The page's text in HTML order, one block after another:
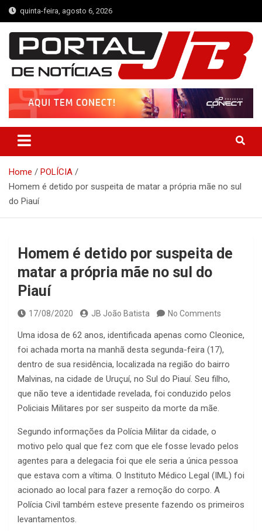
Skip
to
content
quinta-feira, agosto 6, 2026
Portal de Notícias JB
Notícias de Simplício Mendes e Região
Home
POLÍCIA
Homem é detido por suspeita de matar a própria mãe no sul
do Piauí
Homem é detido por suspeita de
matar a própria mãe no sul do
Piauí
17/08/2020 JB João Batista No Comments
Uma idosa de 62 anos, identificada apenas como Cleonice,
foi achada morta na manhã desta segunda-feira (17),
dentro de sua residência, localizada na região do bairro
Malvinas, na cidade de Uruçuí, no Sul do Piauí. Seu filho,
que não teve a identidade revelada, foi conduzido pelos
Policiais Militares por ser suspeito da morte da mãe.
Segundo informações da Polícia Militar da cidade, o
motivo pelo qual que fez com que ele fosse levado pelos
agentes para a delegacia foi que ele seria a única pessoa
que estava com a vítima. O Instituto Médico Legal (IML) foi
acionado ao local para fazer a remoção do corpo. A
Polícia Civil também esteve presente fazendo os primeiros
levantamentos.